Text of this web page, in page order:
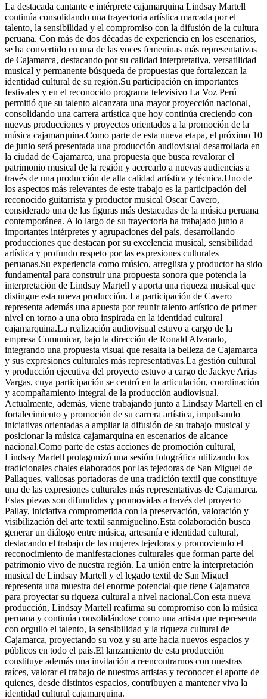
La destacada cantante e intérprete cajamarquina Lindsay Martell
continúa consolidando una trayectoria artística marcada por el
talento, la sensibilidad y el compromiso con la difusión de la cultura
peruana. Con más de dos décadas de experiencia en los escenarios,
se ha convertido en una de las voces femeninas más representativas
de Cajamarca, destacando por su calidad interpretativa, versatilidad
musical y permanente búsqueda de propuestas que fortalezcan la
identidad cultural de su región.Su participación en importantes
festivales y en el reconocido programa televisivo La Voz Perú
permitió que su talento alcanzara una mayor proyección nacional,
consolidando una carrera artística que hoy continúa creciendo con
nuevas producciones y proyectos orientados a la promoción de la
música cajamarquina.Como parte de esta nueva etapa, el próximo 10
de junio será presentada una producción audiovisual desarrollada en
la ciudad de Cajamarca, una propuesta que busca revalorar el
patrimonio musical de la región y acercarlo a nuevas audiencias a
través de una producción de alta calidad artística y técnica.Uno de
los aspectos más relevantes de este trabajo es la participación del
reconocido guitarrista y productor musical Oscar Cavero,
considerado una de las figuras más destacadas de la música peruana
contemporánea. A lo largo de su trayectoria ha trabajado junto a
importantes intérpretes y agrupaciones del país, desarrollando
producciones que destacan por su excelencia musical, sensibilidad
artística y profundo respeto por las expresiones culturales
peruanas.Su experiencia como músico, arreglista y productor ha sido
fundamental para construir una propuesta sonora que potencia la
interpretación de Lindsay Martell y aporta una riqueza musical que
distingue esta nueva producción. La participación de Cavero
representa además una apuesta por reunir talento artístico de primer
nivel en torno a una obra inspirada en la identidad cultural
cajamarquina.La realización audiovisual estuvo a cargo de la
empresa Comunicar, bajo la dirección de Ronald Alvarado,
integrando una propuesta visual que resalta la belleza de Cajamarca
y sus expresiones culturales más representativas.La gestión cultural
y producción ejecutiva del proyecto estuvo a cargo de Jackye Arias
Vargas, cuya participación se centró en la articulación, coordinación
y acompañamiento integral de la producción audiovisual.
Actualmente, además, viene trabajando junto a Lindsay Martell en el
fortalecimiento y promoción de su carrera artística, impulsando
iniciativas orientadas a ampliar la difusión de su trabajo musical y
posicionar la música cajamarquina en escenarios de alcance
nacional.Como parte de estas acciones de promoción cultural,
Lindsay Martell protagonizó una sesión fotográfica utilizando los
tradicionales chales elaborados por las tejedoras de San Miguel de
Pallaques, valiosas portadoras de una tradición textil que constituye
una de las expresiones culturales más representativas de Cajamarca.
Estas piezas son difundidas y promovidas a través del proyecto
Pallay, iniciativa comprometida con la preservación, valoración y
visibilización del arte textil sanmiguelino.Esta colaboración busca
generar un diálogo entre música, artesanía e identidad cultural,
destacando el trabajo de las mujeres tejedoras y promoviendo el
reconocimiento de manifestaciones culturales que forman parte del
patrimonio vivo de nuestra región. La unión entre la interpretación
musical de Lindsay Martell y el legado textil de San Miguel
representa una muestra del enorme potencial que tiene Cajamarca
para proyectar su riqueza cultural a nivel nacional.Con esta nueva
producción, Lindsay Martell reafirma su compromiso con la música
peruana y continúa consolidándose como una artista que representa
con orgullo el talento, la sensibilidad y la riqueza cultural de
Cajamarca, proyectando su voz y su arte hacia nuevos espacios y
públicos en todo el país.El lanzamiento de esta producción
constituye además una invitación a reencontrarnos con nuestras
raíces, valorar el trabajo de nuestros artistas y reconocer el aporte de
quienes, desde distintos espacios, contribuyen a mantener viva la
identidad cultural cajamarquina.